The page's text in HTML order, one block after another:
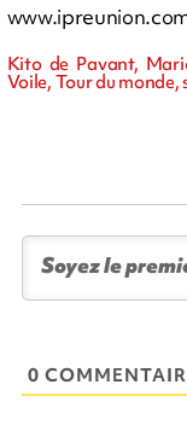
Kito de Pavant,
Voile, Tour du monde,
0